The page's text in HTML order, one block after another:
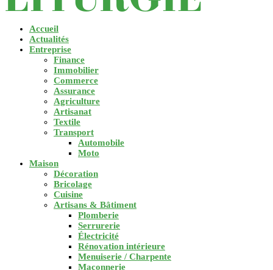
Accueil
Actualités
Entreprise
Finance
Immobilier
Commerce
Assurance
Agriculture
Artisanat
Textile
Transport
Automobile
Moto
Maison
Décoration
Bricolage
Cuisine
Artisans & Bâtiment
Plomberie
Serrurerie
Électricité
Rénovation intérieure
Menuiserie / Charpente
Maçonnerie